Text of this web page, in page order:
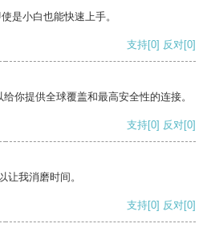
是小白也能快速上手。
支持[0] 反对[0]
你提供全球覆盖和最高安全性的连接。
支持[0] 反对[0]
让我消磨时间。
支持[0] 反对[0]